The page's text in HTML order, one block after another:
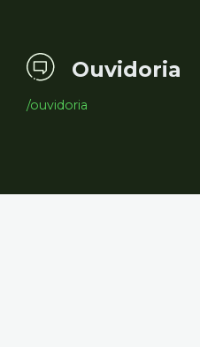
Ouvidoria
/ouvidoria